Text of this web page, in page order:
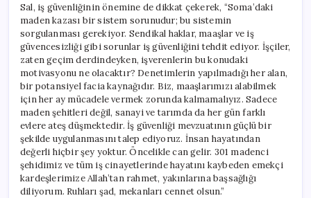
Sal, iş güvenliğinin önemine de dikkat çekerek, “Soma’daki
maden kazası bir sistem sorunudur; bu sistemin
sorgulanması gerekiyor. Sendikal haklar, maaşlar ve iş
güvencesizliği gibi sorunlar iş güvenliğini tehdit ediyor. İşçiler,
zaten geçim derdindeyken, işverenlerin bu konudaki
motivasyonu ne olacaktır? Denetimlerin yapılmadığı her alan,
bir potansiyel facia kaynağıdır. Biz, maaşlarımızı alabilmek
için her ay mücadele vermek zorunda kalmamalıyız. Sadece
maden şehitleri değil, sanayi ve tarımda da her gün farklı
evlere ateş düşmektedir. İş güvenliği mevzuatının güçlü bir
şekilde uygulanmasını talep ediyoruz. İnsan hayatından
değerli hiçbir şey yoktur. Öncelikle can gelir. 301 madenci
şehidimiz ve tüm iş cinayetlerinde hayatını kaybeden emekçi
kardeşlerimize Allah’tan rahmet, yakınlarına başsağlığı
diliyorum. Ruhları şad, mekanları cennet olsun.”